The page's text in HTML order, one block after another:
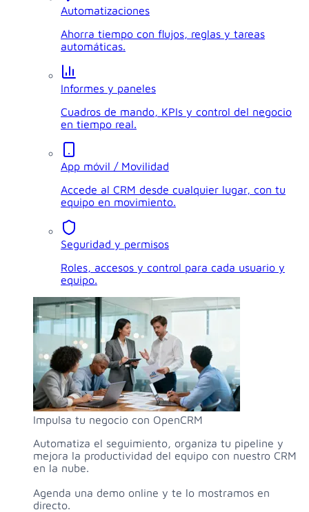
Automatizaciones
Ahorra tiempo con flujos, reglas y tareas
automáticas.
Informes y paneles
Cuadros de mando, KPIs y control del negocio
en tiempo real.
App móvil / Movilidad
Accede al CRM desde cualquier lugar, con tu
equipo en movimiento.
Seguridad y permisos
Roles, accesos y control para cada usuario y
equipo.
Impulsa tu negocio con OpenCRM
Automatiza el seguimiento, organiza tu pipeline y
mejora la productividad del equipo con nuestro CRM
en la nube.
Agenda una demo online y te lo mostramos en
directo.